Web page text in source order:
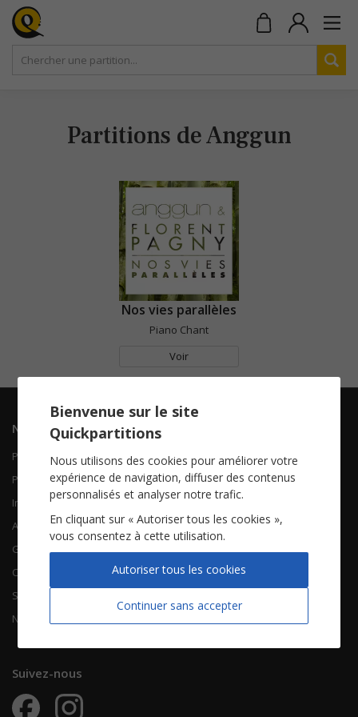
Partitions de Anggun
Nos vies parallèles
Piano Chant
Voir
Navigation
Piano Chant
Piano Solo
Instruments solistes
Accordéon
Guitare
Chorales
Songbooks
Nouvelles partitions
Contactez-nous
Qui sommes-nous
FAQ
À propos
CGV
Mentions légales
Vie privée
Suivez-nous
Bienvenue sur le site
Quickpartitions
Nous utilisons des cookies pour améliorer votre
expérience de navigation, diffuser des contenus
personnalisés et analyser notre trafic.
En cliquant sur « Autoriser tous les cookies »,
vous consentez à cette utilisation.
Continuer sans accepter
Autoriser tous les cookies